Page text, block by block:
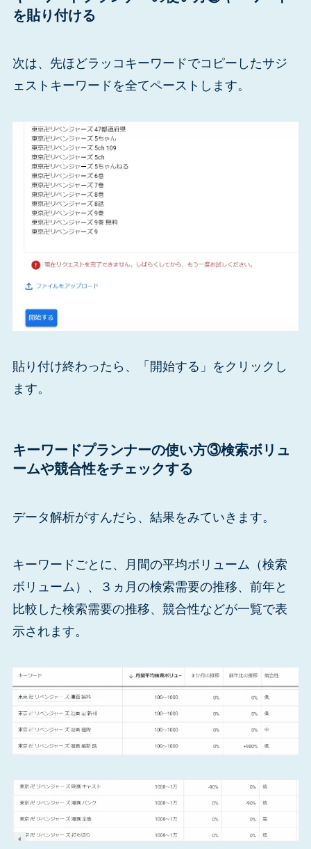
を貼り付ける
次は、先ほどラッコキーワードでコピーしたサジ
ェストキーワードを全てペーストします。
貼り付け終わったら、「開始する」をクリックし
ます。
キーワードプランナーの使い方③検索ボリュ
ームや競合性をチェックする
データ解析がすんだら、結果をみていきます。
キーワードごとに、月間の平均ボリューム（検索
ボリューム）、３ヵ月の検索需要の推移、前年と
比較した検索需要の推移、競合性などが一覧で表
示されます。